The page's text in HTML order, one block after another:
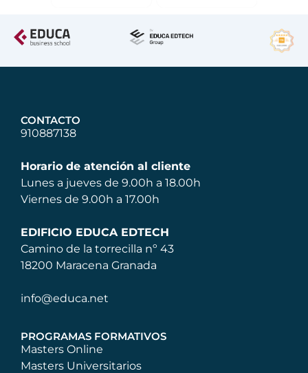
CONTACTO
910887138
Horario de atención al cliente
Lunes a jueves de 9.00h a 18.00h
Viernes de 9.00h a 17.00h
EDIFICIO EDUCA EDTECH
Camino de la torrecilla nº 43
18200 Maracena Granada
info@educa.net
PROGRAMAS FORMATIVOS
Masters Online
Masters Universitarios